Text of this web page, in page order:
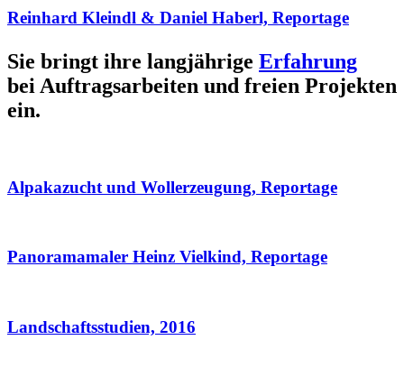
Reinhard Kleindl & Daniel Haberl, Reportage
Sie bringt ihre langjährige Erfahrung
bei Auftragsarbeiten und freien Projekten
ein.
Alpakazucht und Wollerzeugung, Reportage
Panoramamaler Heinz Vielkind, Reportage
Landschaftsstudien, 2016